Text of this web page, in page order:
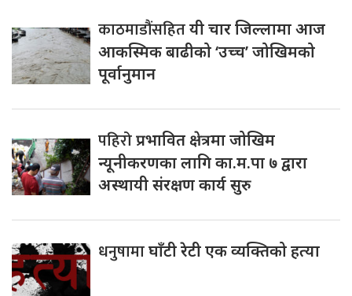
काठमाडौंसहितयी चार जिल्लामा आज
आकस्मिक बाढीको ‘उच्च’ जोखिमको
पूर्वानुमान
पहिरोप्रभावित क्षेत्रमा जोखिम
न्यूनीकरणका लागि का.म.पा ७ द्वारा
अस्थायी संरक्षण कार्य सुरु
धनुषामाघाँटी रेटी एक व्यक्तिको हत्या